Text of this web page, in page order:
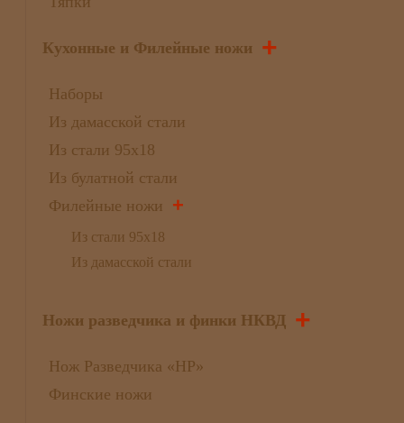
Кухонные и Филейные ножи +
Наборы
Из дамасской стали
Из стали 95х18
Из булатной стали
Филейные ножи
+
Из стали 95х18
Из дамасской стали
Ножи разведчика и финки НКВД +
Нож Разведчика «НР»
Финские ножи